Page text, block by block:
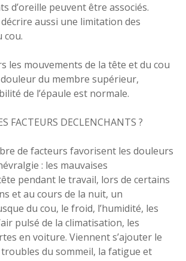
d’oreille peuvent être associés.
aussi une limitation des
cou.
les mouvements de la tête et du cou
du membre supérieur,
de l’épaule est normale.
FACTEURS DECLENCHANTS ?
de facteurs favorisent les douleurs
: les mauvaises
pendant le travail, lors de certains
et au cours de la nuit, un
du cou, le froid, l’humidité, les
pulsé de la climatisation, les
en voiture. Viennent s’ajouter le
du sommeil, la fatigue et